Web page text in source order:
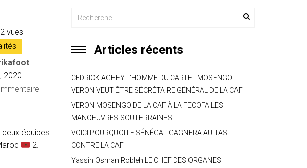
vues
2020
équipes
2.
Articles récents
CEDRICK AGHEY L’HOMME DU CARTEL MOSENGO
VERON VEUT ÊTRE SÉCRÉTAIRE GÉNÉRAL DE LA CAF
VERON MOSENGO DE LA CAF À LA FECOFA LES
MANOEUVRES SOUTERRAINES
VOICI POURQUOI LE SÉNÉGAL GAGNERA AU TAS
CONTRE LA CAF
Yassin Osman Robleh LE CHEF DES ORGANES